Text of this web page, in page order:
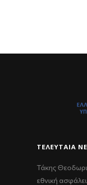
ΤΕΛΕΥΤΑΊΑ
Τάκης
εθνική